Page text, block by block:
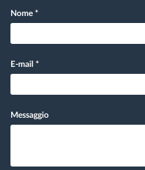
Nome *
E-mail *
Messaggio